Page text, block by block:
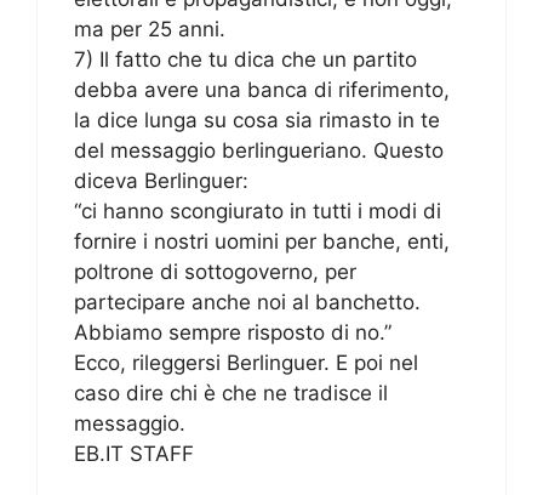
ma per 25 anni.
7) Il fatto che tu dica che un partito
debba avere una banca di riferimento,
la dice lunga su cosa sia rimasto in te
del messaggio berlingueriano. Questo
diceva Berlinguer:
“ci hanno scongiurato in tutti i modi di
fornire i nostri uomini per banche, enti,
poltrone di sottogoverno, per
partecipare anche noi al banchetto.
Abbiamo sempre risposto di no.”
Ecco, rileggersi Berlinguer. E poi nel
caso dire chi è che ne tradisce il
messaggio.
EB.IT STAFF